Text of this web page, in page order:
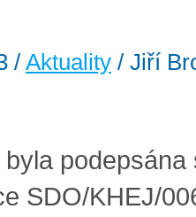
/ Aktuality / Jiří
podepsána
SDO/KHEJ/